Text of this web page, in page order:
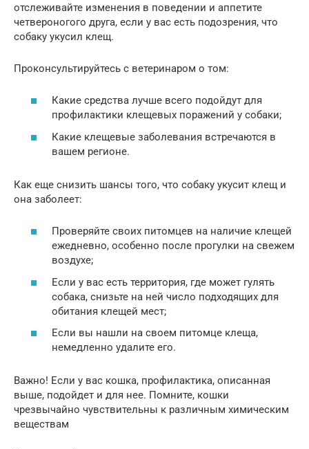
отслеживайте изменения в поведении и аппетите
четвероногого друга, если у вас есть подозрения, что
собаку укусил клещ.
Проконсультируйтесь с ветеринаром о том:
Какие средства лучше всего подойдут для
профилактики клещевых поражений у собаки;
Какие клещевые заболевания встречаются в
вашем регионе.
Как еще снизить шансы того, что собаку укусит клещ и
она заболеет:
Проверяйте своих питомцев на наличие клещей
ежедневно, особенно после прогулки на свежем
воздухе;
Если у вас есть территория, где может гулять
собака, снизьте на ней число подходящих для
обитания клещей мест;
Если вы нашли на своем питомце клеща,
немедленно удалите его.
Важно! Если у вас кошка, профилактика, описанная
выше, подойдет и для нее. Помните, кошки
чрезвычайно чувствительны к различным химическим
веществам